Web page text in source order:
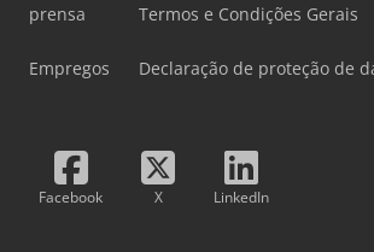
prensa
Empregos
Termos e Condições Gerais
Declaração de proteção de
Facebook X LinkedIn